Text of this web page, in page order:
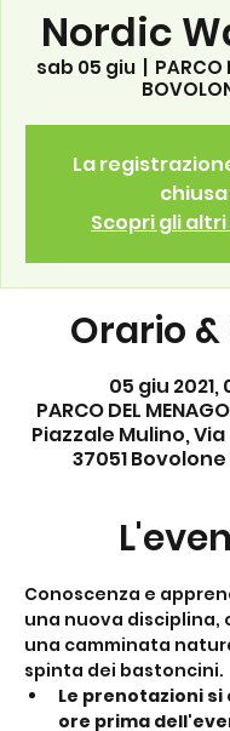
Nordic
sab 05 giu
  |
PARCO
La
chiusa
Scopri gli
Orario &
05 giu 2021,
PARCO DEL
Piazzale Mulino,
37051
Conoscenza e
una nuova disciplina,
una camminata
spinta dei bastoncini.
Le prenotazioni si
ore prima